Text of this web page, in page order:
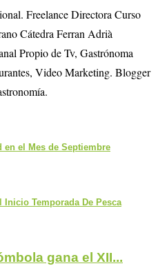
Freelance Directora Curso
Cátedra Ferran Adrià
Propio de Tv, Gastrónoma
Video Marketing. Blogger
en el Mes de Septiembre
Inicio Temporada De Pesca
gana el XII...